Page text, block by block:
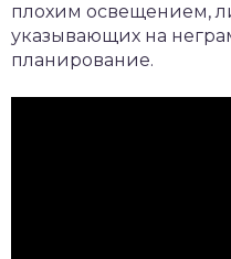
плохим освещением,
указывающих на
планирование.